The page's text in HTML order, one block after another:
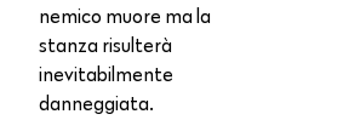
nemico muore ma la
stanza risulterà
inevitabilmente
danneggiata.